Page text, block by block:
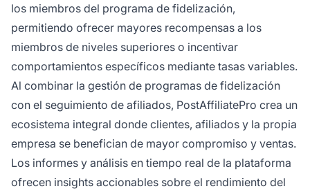
los miembros del programa de fidelización,
permitiendo ofrecer mayores recompensas a los
miembros de niveles superiores o incentivar
comportamientos específicos mediante tasas variables.
Al combinar la gestión de programas de fidelización
con el seguimiento de afiliados, PostAffiliatePro crea un
ecosistema integral donde clientes, afiliados y la propia
empresa se benefician de mayor compromiso y ventas.
Los informes y análisis en tiempo real de la plataforma
ofrecen insights accionables sobre el rendimiento del